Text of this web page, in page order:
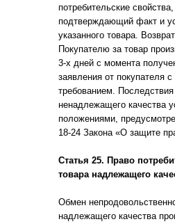
потребительские
подтверждающий факт и
указанного товара.
Покупателю за товар
3-х дней с момента
заявления от покупателя
требованием.
ненадлежащего качества
положениями,
18-24 Закона «О защите
Статья 25. Право
товара надлежащего
Обмен
надлежащего качества